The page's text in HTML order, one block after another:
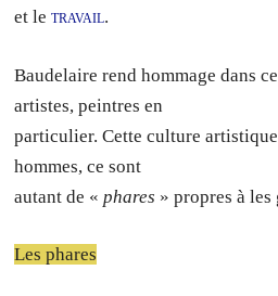
et letravail.
Baudelaire rend hommage dans
artistes, peintres en
particulier. Cette culture
hommes, ce sont
autant de « phares » propres à les
Les phares